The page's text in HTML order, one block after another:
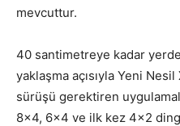
mevcuttur.
40 santimetreye kadar
yaklaşma açısıyla Yeni
sürüşü gerektiren
8×4, 6×4 ve ilk kez 4×2